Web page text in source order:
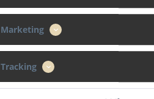
Marketing
Tracking